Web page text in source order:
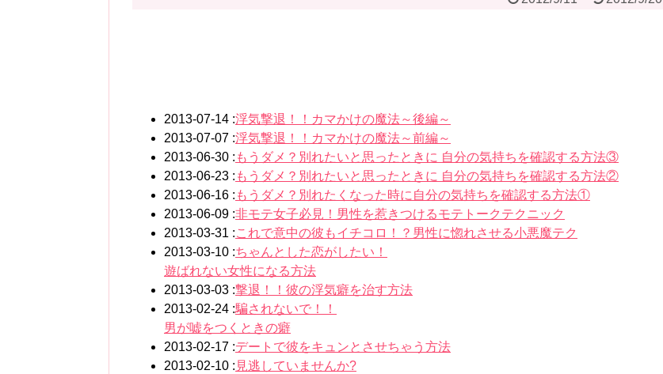
2013-07-14 :浮気撃退！！カマかけの魔法～後編～
2013-07-07 :浮気撃退！！カマかけの魔法～前編～
2013-06-30 : もうダメ？別れたいと思ったときに 自分の気持ちを確認する方法③
2013-06-23 : もうダメ？別れたいと思ったときに 自分の気持ちを確認する方法②
2013-06-16 : もうダメ？別れたくなった時に自分の気持ちを確認する方法①
2013-06-09 :非モテ女子必見！男性を惹きつけるモテトークテクニック
2013-03-31 :これで意中の彼もイチコロ！？男性に惚れさせる小悪魔テク
2013-03-10 :ちゃんとした恋がしたい！
遊ばれない女性になる方法
2013-03-03 :撃退！！彼の浮気癖を治す方法
2013-02-24 :騙されないで！！
男が嘘をつくときの癖
2013-02-17 :デートで彼をキュンとさせちゃう方法
2013-02-10 : 見逃していませんか?